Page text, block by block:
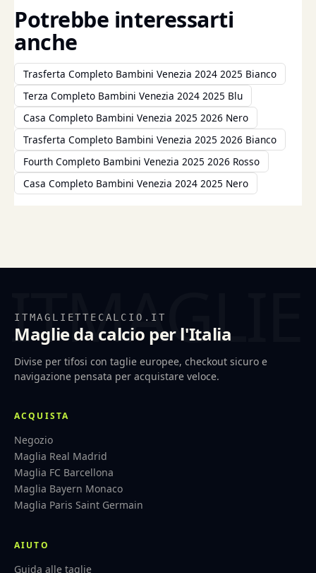
Potrebbe interessarti
anche
Trasferta Completo Bambini Venezia 2024 2025 Bianco
Terza Completo Bambini Venezia 2024 2025 Blu
Casa Completo Bambini Venezia 2025 2026 Nero
Trasferta Completo Bambini Venezia 2025 2026 Bianco
Fourth Completo Bambini Venezia 2025 2026 Rosso
Casa Completo Bambini Venezia 2024 2025 Nero
ITMAGLIETTECALCIO.IT
Maglie da calcio per l'Italia
Divise per tifosi con taglie europee, checkout sicuro e
navigazione pensata per acquistare veloce.
ACQUISTA
Negozio
Maglia Real Madrid
Maglia FC Barcellona
Maglia Bayern Monaco
Maglia Paris Saint Germain
AIUTO
Guida alle taglie